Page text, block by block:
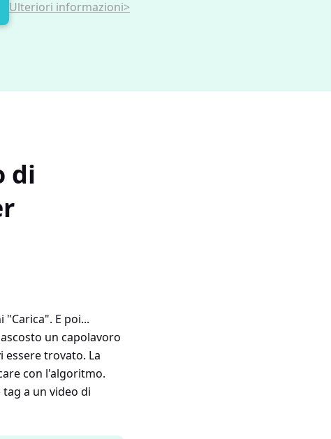
Ulteriori informazioni>
di
E poi...
un capolavoro
trovato. La
con l'algoritmo.
a un video di